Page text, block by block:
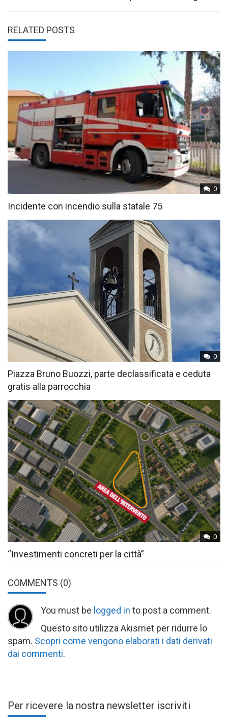
RELATED POSTS
0
Incidente con incendio sulla statale 75
0
Piazza Bruno Buozzi, parte declassificata e ceduta
gratis alla parrocchia
0
“Investimenti concreti per la città”
COMMENTS (0)
You must be logged in to post a comment.
Questo sito utilizza Akismet per ridurre lo
spam. Scopri come vengono elaborati i dati derivati
dai commenti.
Per ricevere la nostra newsletter iscriviti